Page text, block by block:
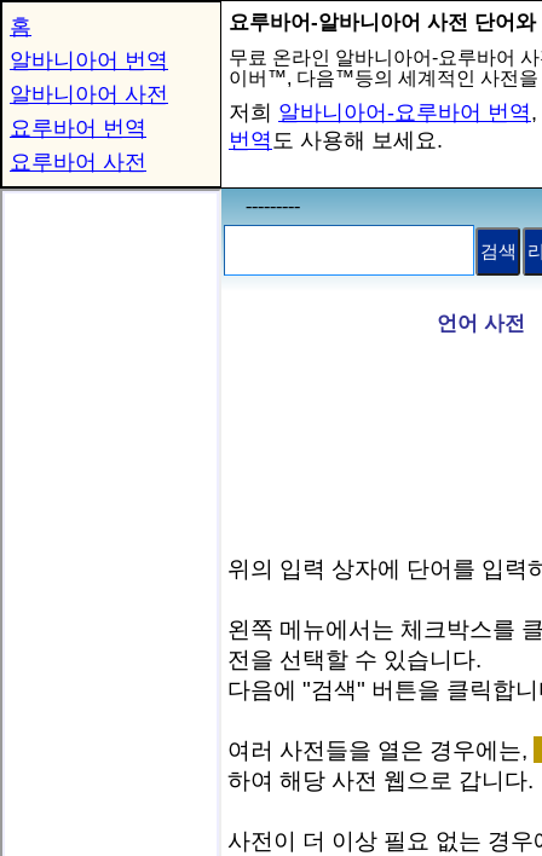
홈
알바니아어 번역
알바니아어 사전
요루바어 번역
요루바어 사전
요루바어-알바니아어 사전 단어
무료 온라인 알바니아어-요루바어
이버™, 다음™등의 세계적인 사전을
저희 알바니아어-요루바어 번역,
번역도 사용해 보세요.